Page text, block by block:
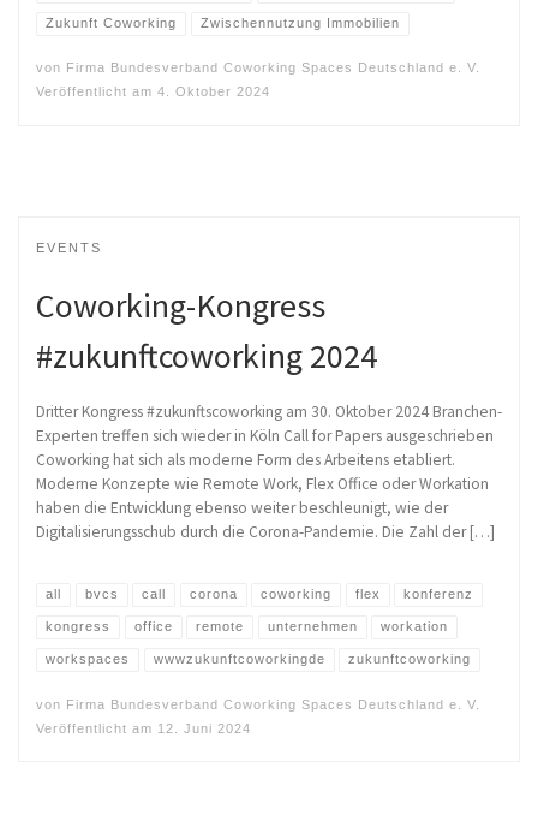
Zukunft Coworking Zwischennutzung Immobilien
von Firma Bundesverband Coworking Spaces Deutschland e. V.
Veröffentlicht am 4. Oktober 2024
EVENTS
Coworking-Kongress
#zukunftcoworking 2024
Dritter Kongress #zukunftscoworking am 30. Oktober 2024 Branchen-
Experten treffen sich wieder in Köln Call for Papers ausgeschrieben
Coworking hat sich als moderne Form des Arbeitens etabliert.
Moderne Konzepte wie Remote Work, Flex Office oder Workation
haben die Entwicklung ebenso weiter beschleunigt, wie der
Digitalisierungsschub durch die Corona-Pandemie. Die Zahl der […]
all bvcs call corona coworking flex konferenz
kongress office remote unternehmen workation
workspaces wwwzukunftcoworkingde zukunftcoworking
von Firma Bundesverband Coworking Spaces Deutschland e. V.
Veröffentlicht am 12. Juni 2024